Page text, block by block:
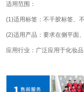
适用范围：
(1)适用标签：不干胶标签、
(2)适用产品：要求在侧平面
应用行业：广泛应用于化妆